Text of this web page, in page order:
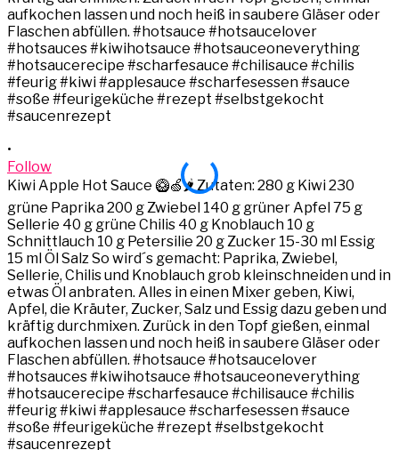
•
Follow
Kiwi Apple Hot Sauce 🥝🍏🌶️ Zutaten: 280 g Kiwi 230
grüne Paprika 200 g Zwiebel 140 g grüner Apfel 75 g
Sellerie 40 g grüne Chilis 40 g Knoblauch 10 g
Schnittlauch 10 g Petersilie 20 g Zucker 15-30 ml Essig
15 ml Öl Salz So wird´s gemacht: Paprika, Zwiebel,
Sellerie, Chilis und Knoblauch grob kleinschneiden und in
etwas Öl anbraten. Alles in einen Mixer geben, Kiwi,
Apfel, die Kräuter, Zucker, Salz und Essig dazu geben und
kräftig durchmixen. Zurück in den Topf gießen, einmal
aufkochen lassen und noch heiß in saubere Gläser oder
Flaschen abfüllen. #hotsauce #hotsaucelover
#hotsauces #kiwihotsauce #hotsauceoneverything
#hotsaucerecipe #scharfesauce #chilisauce #chilis
#feurig #kiwi #applesauce #scharfesessen #sauce
#soße #feurigeküche #rezept #selbstgekocht
#saucenrezept